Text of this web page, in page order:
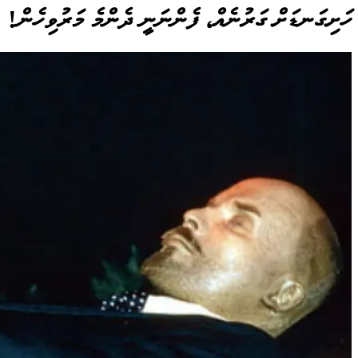
ހަށިގަނޑަށް ގަރުނެއް، ފެންނަނީ ދެންމެ މަރުވިހެން!